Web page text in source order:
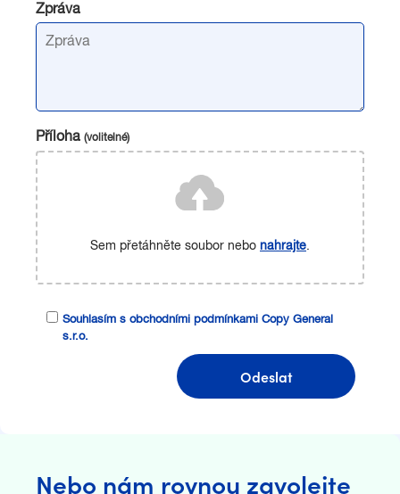
Zpráva
Příloha (volitelné)
Sem přetáhněte soubor nebo nahrajte.
Souhlasím s obchodními podmínkami Copy General
s.r.o.
Odeslat
Nebo nám rovnou zavolejte